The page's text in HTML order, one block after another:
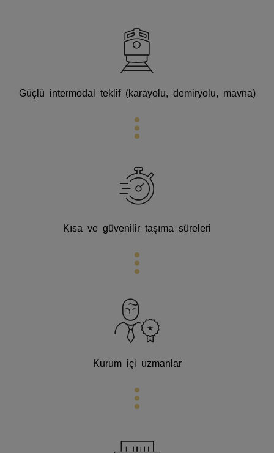
Güçlü intermodal teklif (karayolu, demiryolu, mavna)
Kısa ve güvenilir taşıma süreleri
Kurum içi uzmanlar